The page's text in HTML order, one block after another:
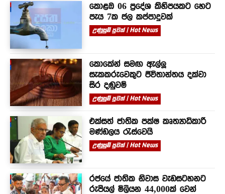
කොළඹ 06 ප්‍රදේශ කිහිපයකට හෙට
පැය 7ක ජල කප්පාදුවක්
උණුසුම් පුවත් | Hot News
කොකේන් සමඟ ඇල්ලූ
සැකකරුවෙකුට ජීවිතාන්තය දක්වා
සිර දඬුවම්
උණුසුම් පුවත් | Hot News
එක්සත් ජාතික පක්ෂ කෘත්‍යාධිකාරී
මණ්ඩලය රැස්වෙයි
උණුසුම් පුවත් | Hot News
රජයේ ජාතික නිවාස වැඩසටහනට
රුපියල් මිලියන 44,000ක් වෙන්